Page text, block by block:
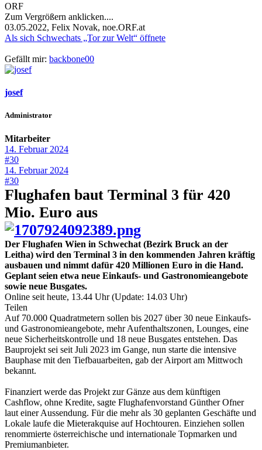
ORF
Zum Vergrößern anklicken....
03.05.2022, Felix Novak, noe.ORF.at
Als sich Schwechats „Tor zur Welt“ öffnete
Gefällt mir: backbone00
josef
Administrator
Mitarbeiter
14. Februar 2024
#30
14. Februar 2024
#30
Flughafen baut Terminal 3 für 420
Mio. Euro aus
Der Flughafen Wien in Schwechat (Bezirk Bruck an der
Leitha) wird den Terminal 3 in den kommenden Jahren kräftig
ausbauen und nimmt dafür 420 Millionen Euro in die Hand.
Geplant seien etwa neue Einkaufs- und Gastronomieangebote
sowie neue Busgates.
Online seit heute, 13.44 Uhr (Update: 14.03 Uhr)
Teilen
Auf 70.000 Quadratmetern sollen bis 2027 über 30 neue Einkaufs-
und Gastronomieangebote, mehr Aufenthaltszonen, Lounges, eine
neue Sicherheitskontrolle und 18 neue Busgates entstehen. Das
Bauprojekt sei seit Juli 2023 im Gange, nun starte die intensive
Bauphase mit den Tiefbauarbeiten, gab der Airport am Mittwoch
bekannt.
Finanziert werde das Projekt zur Gänze aus dem künftigen
Cashflow, ohne Kredite, sagte Flughafenvorstand Günther Ofner
laut einer Aussendung. Für die mehr als 30 geplanten Geschäfte und
Lokale laufe die Mieterakquise auf Hochtouren. Einziehen sollen
renommierte österreichische und internationale Topmarken und
Premiumanbieter.